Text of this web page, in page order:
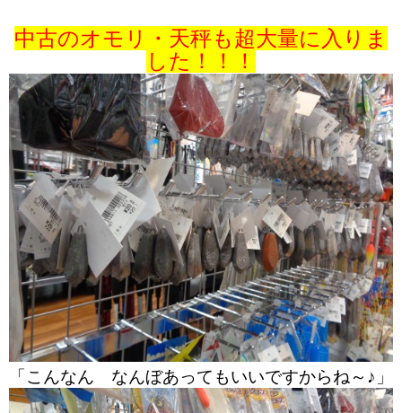
中古のオモリ・天秤も超大量に入りま
した！！！
「こんなん なんぼあってもいいですからね～♪」